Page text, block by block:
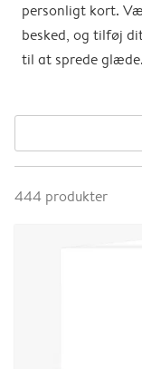
personligt kort.
besked, og tilføj
til at sprede glæde.
444 produkter